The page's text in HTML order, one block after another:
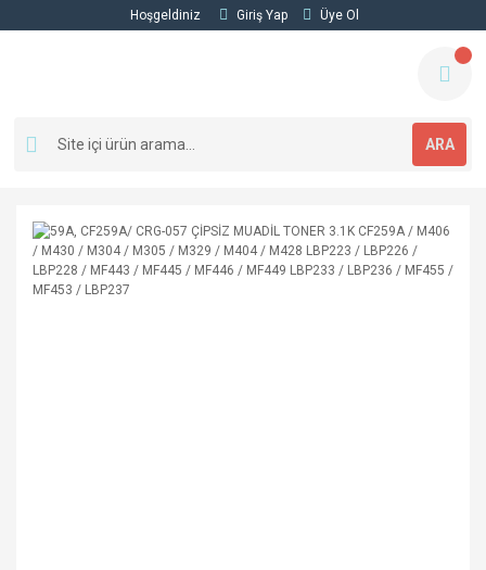
Hoşgeldiniz Giriş Yap Üye Ol
ARA